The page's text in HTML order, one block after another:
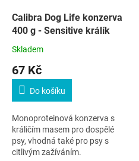
Calibra Dog Life konzerva
400 g - Sensitive králík
Skladem
67 Kč
Do košíku
Monoproteinová konzerva s
králičím masem pro dospělé
psy, vhodná také pro psy s
citlivým zažíváním.